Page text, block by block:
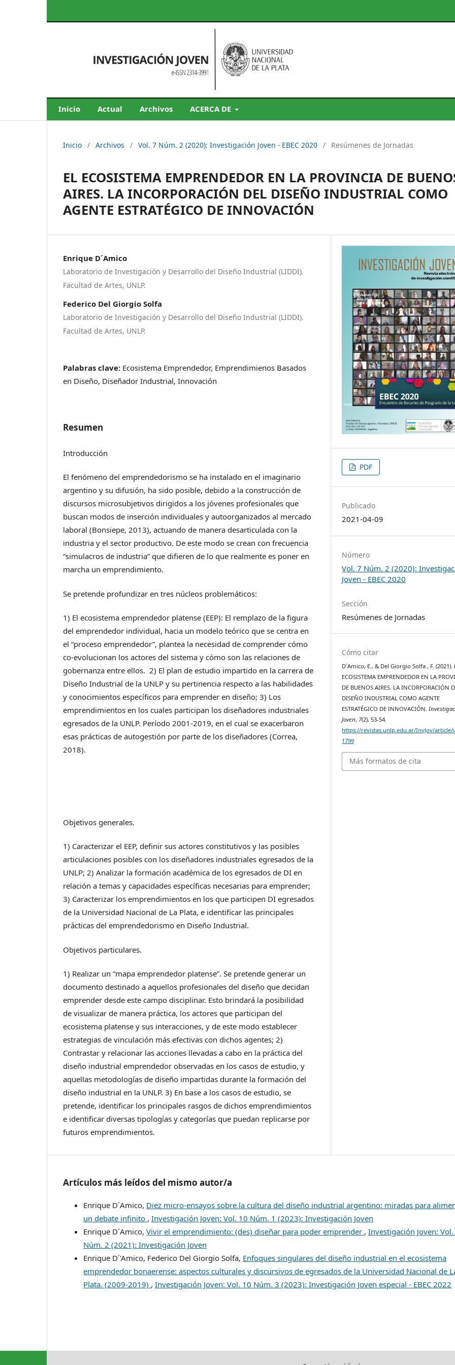
Inicio Actual Archivos ACERCA DE
Inicio / Archivos / Vol. 7 Núm. 2 (2020): Investigación Joven - EBEC 2020 / Resúmenes de Jornadas
EL ECOSISTEMA EMPRENDEDOR EN LA PROVINCIA DE
AIRES. LA INCORPORACIÓN DEL DISEÑO INDUSTRIAL COMO
AGENTE ESTRATÉGICO DE INNOVACIÓN
Enrique D´Amico
Laboratorio de Investigación y Desarrollo del Diseño Industrial (LIDDI).
Facultad de Artes, UNLP.
Federico Del Giorgio Solfa
Laboratorio de Investigación y Desarrollo del Diseño Industrial (LIDDI).
Facultad de Artes, UNLP.
Palabras clave: Ecosistema Emprendedor, Emprendimienos Basados
en Diseño, Diseñador Industrial, Innovación
Resumen
Introducción
El fenómeno del emprendedorismo se ha instalado en el imaginario
argentino y su difusión, ha sido posible, debido a la construcción de
discursos microsubjetivos dirigidos a los jóvenes profesionales que
buscan modos de inserción individuales y autoorganizados al mercado
laboral (Bonsiepe, 2013), actuando de manera desarticulada con la
industria y el sector productivo. De este modo se crean con frecuencia
“simulacros de industria” que difieren de lo que realmente es poner en
marcha un emprendimiento.
Se pretende profundizar en tres núcleos problemáticos:
1) El ecosistema emprendedor platense (EEP): El remplazo de la figura
del emprendedor individual, hacia un modelo teórico que se centra en
el “proceso emprendedor”, plantea la necesidad de comprender cómo
co-evolucionan los actores del sistema y cómo son las relaciones de
gobernanza entre ellos. 2) El plan de estudio impartido en la carrera de
Diseño Industrial de la UNLP y su pertinencia respecto a las habilidades
y conocimientos específicos para emprender en diseño; 3) Los
emprendimientos en los cuales participan los diseñadores industriales
egresados de la UNLP. Período 2001-2019, en el cual se exacerbaron
esas prácticas de autogestión por parte de los diseñadores (Correa,
2018).
Objetivos generales.
1) Caracterizar el EEP, definir sus actores constitutivos y las posibles
articulaciones posibles con los diseñadores industriales egresados de la
UNLP; 2) Analizar la formación académica de los egresados de DI en
relación a temas y capacidades específicas necesarias para emprender;
3) Caracterizar los emprendimientos en los que participen DI egresados
de la Universidad Nacional de La Plata, e identificar las principales
prácticas del emprendedorismo en Diseño Industrial.
Objetivos particulares.
1) Realizar un “mapa emprendedor platense”. Se pretende generar un
documento destinado a aquellos profesionales del diseño que decidan
emprender desde este campo disciplinar. Esto brindará la posibilidad
de visualizar de manera práctica, los actores que participan del
ecosistema platense y sus interacciones, y de este modo establecer
estrategias de vinculación más efectivas con dichos agentes; 2)
Contrastar y relacionar las acciones llevadas a cabo en la práctica del
diseño industrial emprendedor observadas en los casos de estudio, y
aquellas metodologías de diseño impartidas durante la formación del
diseño industrial en la UNLP. 3) En base a los casos de estudio, se
pretende, identificar los principales rasgos de dichos emprendimientos
e identificar diversas tipologías y categorías que puedan replicarse por
futuros emprendimientos.
PDF
Publicado
2021-04-09
Número
Vol. 7 Núm. 2 (2020):
Joven - EBEC 2020
Sección
Resúmenes de Jornadas
Cómo citar
D´Amico, E., & Del Giorgio Solfa , F. (2021).
ECOSISTEMA EMPRENDEDOR EN LA
DE BUENOS AIRES. LA INCORPORACIÓN
DISEÑO INDUSTRIAL COMO AGENTE
ESTRATÉGICO DE INNOVACIÓN.
Joven, 7(2), 53-54.
https://revistas.unlp.edu.ar/InvJov/article/
1799
Más formatos de cita
Artículos más leídos del mismo autor/a
Enrique D´Amico, Diez micro-ensayos sobre la cultura del diseño industrial argentino: miradas para
un debate infinito ,Investigación Joven: Vol. 10 Núm. 1 (2023): Investigación Joven
Enrique D´Amico,Vivir el emprendimiento: (des) diseñar para poder emprender ,Investigación Joven: Vol.
Núm. 2 (2021): Investigación Joven
Enrique D´'Amico, Federico Del Giorgio Solfa, Enfoques singulares del diseño industrial en el ecosistema
emprendedor bonaerense: aspectos culturales y discursivos de egresados de la Universidad Nacional de
Plata. (2009-2019) ,Investigación Joven: Vol. 10 Núm. 3 (2023): Investigación Joven especial - EBEC 2022